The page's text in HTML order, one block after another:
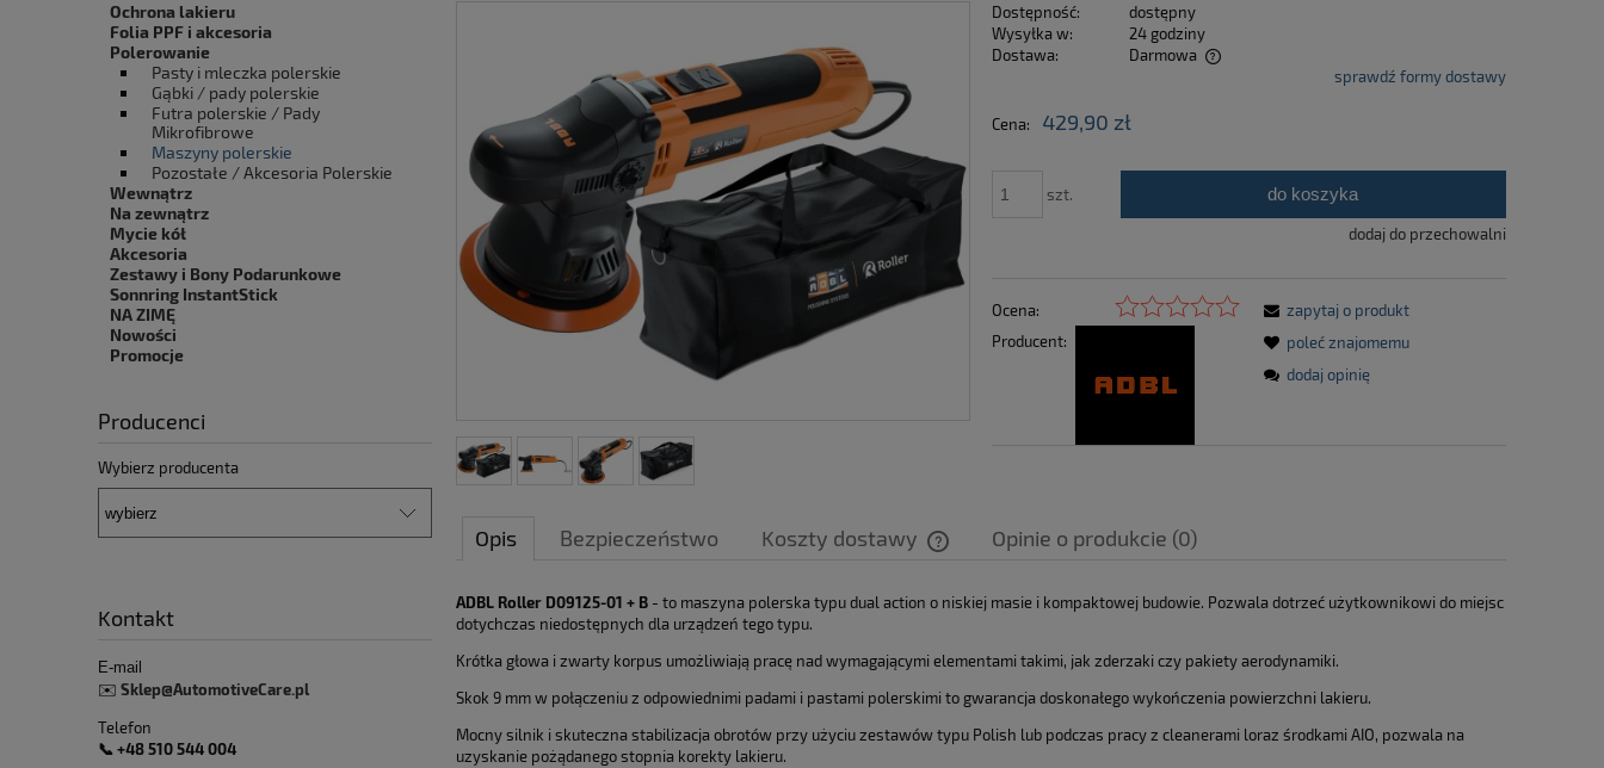
Ochrona lakieru
Folia PPF i akcesoria
Polerowanie
Pasty i mleczka polerskie
Gąbki / pady polerskie
Futra polerskie / Pady
Mikrofibrowe
Maszyny polerskie
Pozostałe / Akcesoria Polerskie
Wewnątrz
Na zewnątrz
Mycie kół
Akcesoria
Zestawy i Bony Podarunkowe
Sonnring InstantStick
NA ZIMĘ
Nowości
Promocje
Producenci
Wybierz producenta
Kontakt
E-mail
✉️ Sklep@AutomotiveCare.pl
Telefon
📞 +48 510 544 004
Dostępność:
dostępny
Wysyłka w:
24 godziny
Dostawa:
Darmowa
Cena nie zawiera ewentualnych kosztów
sprawdź formy dostawy
Cena: 429,90 zł
szt. do koszyka
dodaj do przechowalni
Ocena:
Producent:
zapytaj o produkt
poleć znajomemu
dodaj opinię
Opis Bezpieczeństwo Koszty dostawy
Cena nie zawiera ewentualnych kosztów
Opinie o produkcie (0)
ADBL Roller D09125-01 + B - to maszyna polerska typu dual action o niskiej masie i kompaktowej budowie. Pozwala dotrzeć użytkownikowi do miejsc
dotychczas niedostępnych dla urządzeń tego typu.
Krótka głowa i zwarty korpus umożliwiają pracę nad wymagającymi elementami takimi, jak zderzaki czy pakiety aerodynamiki.
Skok 9 mm w połączeniu z odpowiednimi padami i pastami polerskimi to gwarancja doskonałego wykończenia powierzchni lakieru.
Mocny silnik i skuteczna stabilizacja obrotów przy użyciu zestawów typu Polish lub podczas pracy z cleanerami loraz środkami AIO, pozwala na
uzyskanie pożądanego stopnia korekty lakieru.